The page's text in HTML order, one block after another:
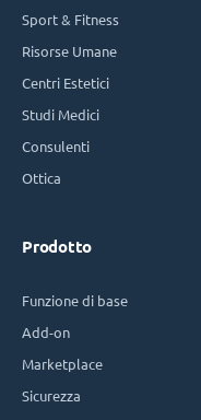
Sport & Fitness
Risorse Umane
Centri Estetici
Studi Medici
Consulenti
Ottica
Prodotto
Funzione di base
Add-on
Marketplace
Sicurezza